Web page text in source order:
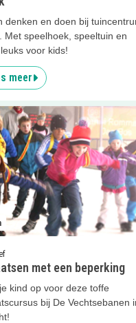
denken en doen bij
Met speelhoek, speeltuin en
voor kids!
meer
met een beperking
kind op voor deze toffe
bij De Vechtsebanen
Schaatsen met een